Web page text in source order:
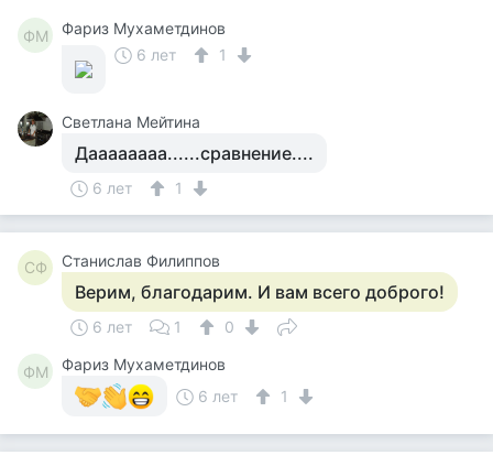
ФМ
Фариз Мухаметдинов
6 лет
1
Светлана Мейтина
Даааааааа......сравнение....
6 лет 1
СФ Станислав Филиппов
Верим, благодарим. И вам всего доброго!
6 лет 1 0
ФМ
Фариз Мухаметдинов
6 лет
1